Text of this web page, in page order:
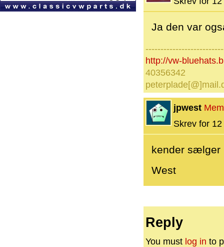
Ja den var
http://vw-
40356342
jpwest
Skrev for
kender sælger
West
Reply
You must log in to